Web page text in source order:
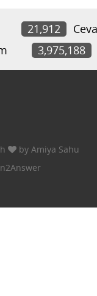
21,912
3,975,188
by Amiya Sahu